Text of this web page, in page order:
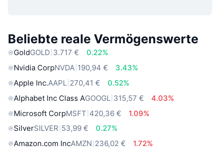
Beliebte reale Vermögenswerte
GoldGOLD 3.717 €
0.22%
Nvidia CorpNVDA 190,94 €
3.43%
Apple Inc.AAPL 270,41 €
0.52%
Alphabet Inc Class AGOOGL 315,57 €
4.03%
Microsoft CorpMSFT 420,36 €
1.09%
SilverSILVER 53,99 €
0.27%
Amazon.com IncAMZN 236,02 €
1.72%